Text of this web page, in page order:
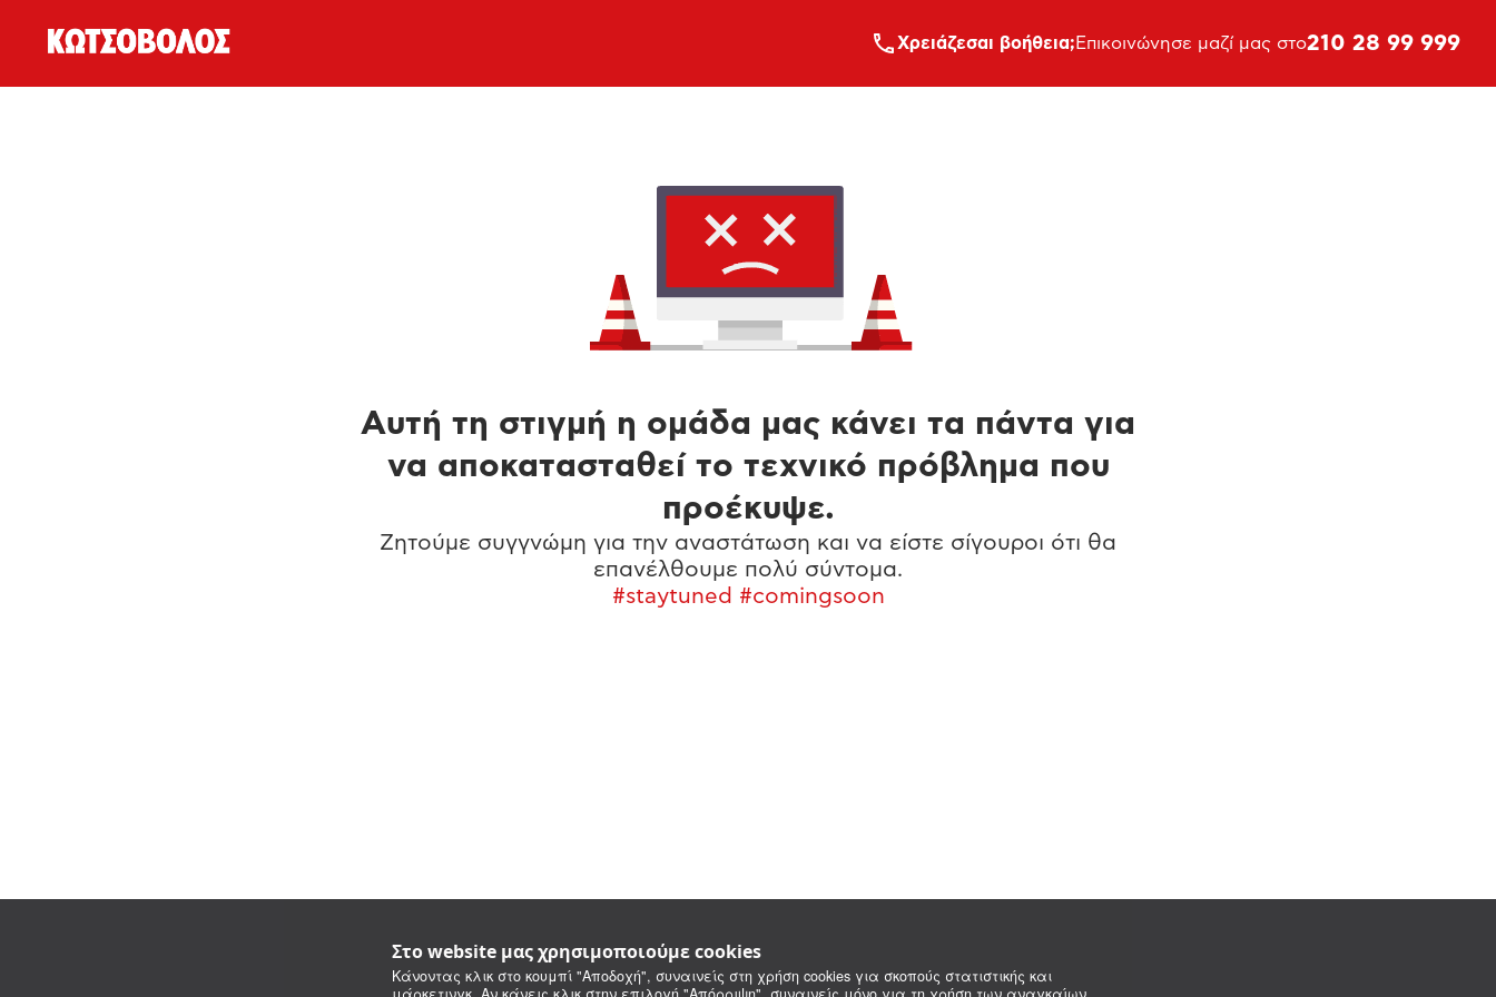
Στο website μας χρησιμοποιούμε cookies
Κάνοντας κλικ στο κουμπί "Αποδοχή", συναινείς στη χρήση cookies για σκοπούς στατιστικής και
Xρειάζεσαι βοήθεια; Επικοινώνησε μαζί μας στο210 28 99 999
Αυτή τη στιγμή η ομάδα μας κάνει τα πάντα για
να αποκατασταθεί το τεχνικό πρόβλημα που
προέκυψε.
Ζητούμε συγγνώμη για την αναστάτωση και να είστε σίγουροι ότι θα
επανέλθουμε πολύ σύντομα.
#staytuned #comingsoon